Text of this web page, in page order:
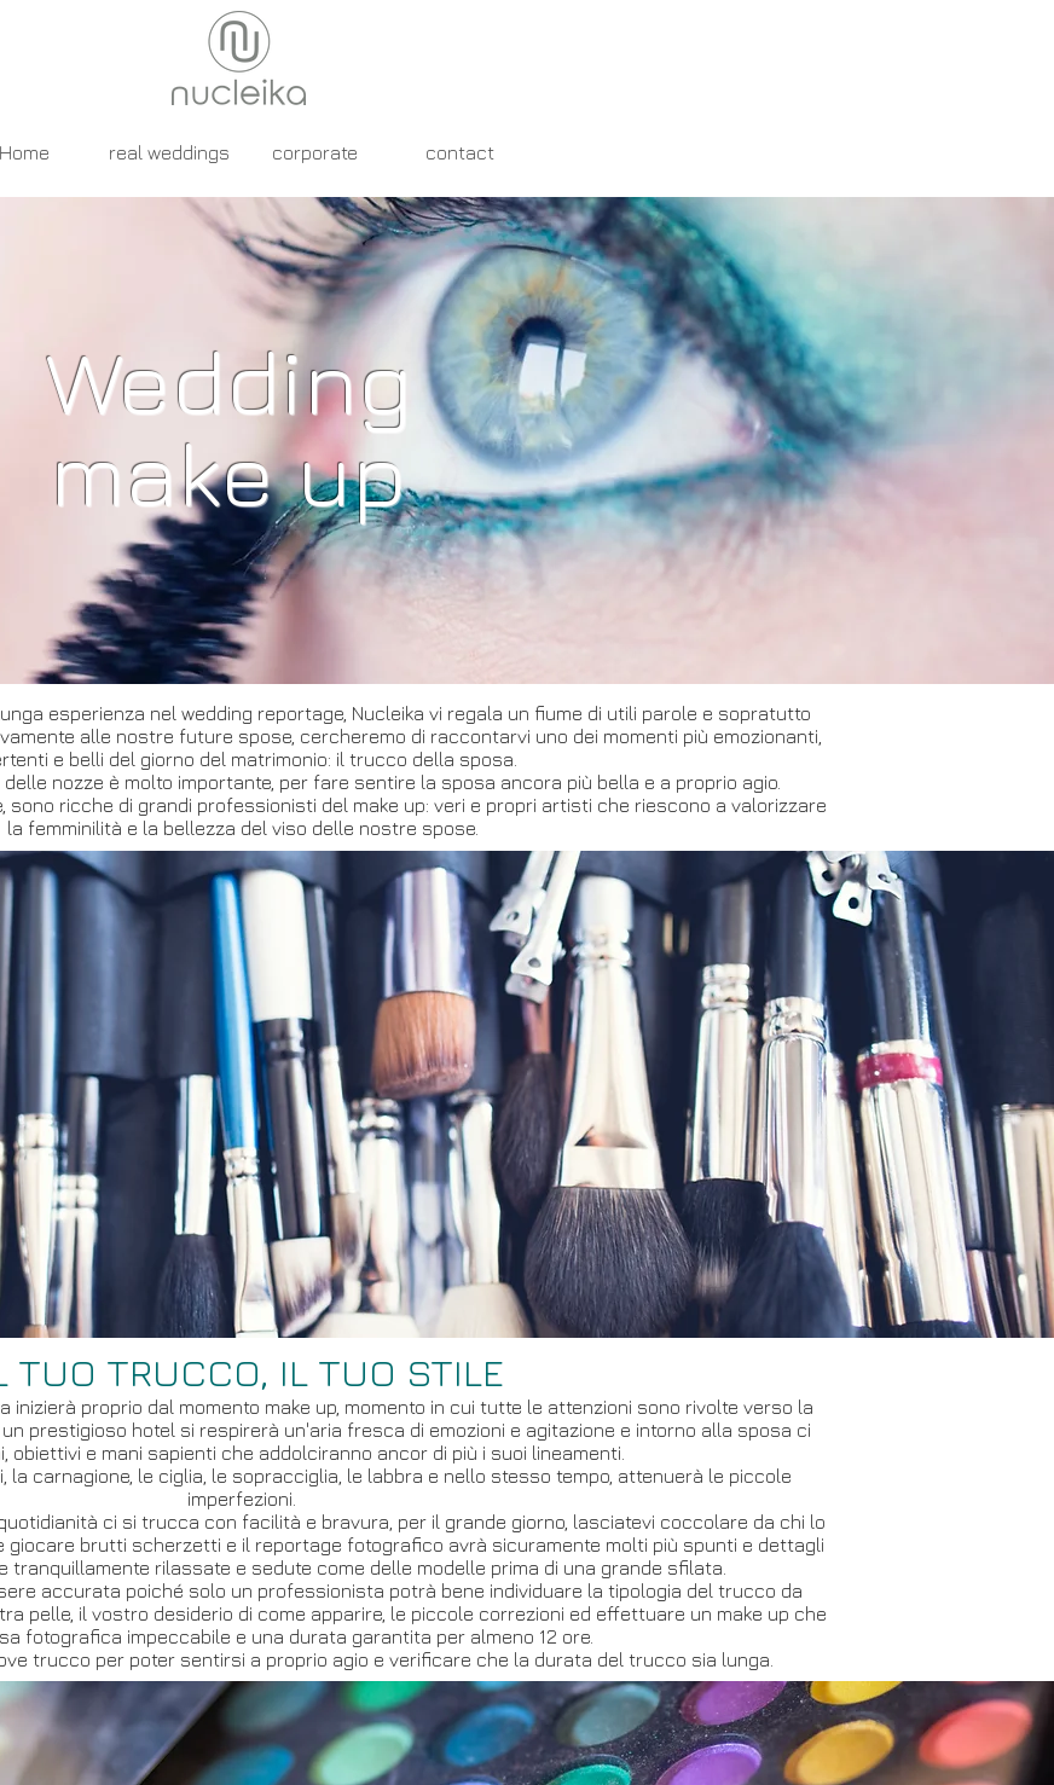
Home real weddings corporate contact
Wedding
make up
esperienza nel wedding reportage, Nucleika vi regala un fiume di utili parole e sopratutto
alle nostre future spose, cercheremo di raccontarvi uno dei momenti più emozionanti,
e belli del giorno del matrimonio: il trucco della sposa.
nozze è molto importante, per fare sentire la sposa ancora più bella e a proprio agio.
sono ricche di grandi professionisti del make up: veri e propri artisti che riescono a valorizzare
la femminilità e la bellezza del viso delle nostre spose.
TUO TRUCCO, IL TUO STILE
inizierà proprio dal momento make up, momento in cui tutte le attenzioni sono rivolte verso la
prestigioso hotel si respirerà un'aria fresca di emozioni e agitazione e intorno alla sposa ci
obiettivi e mani sapienti che addolciranno ancor di più i suoi lineamenti.
la carnagione, le ciglia, le sopracciglia, le labbra e nello stesso tempo, attenuerà le piccole
imperfezioni.
ci si trucca con facilità e bravura, per il grande giorno, lasciatevi coccolare da chi lo
giocare brutti scherzetti e il reportage fotografico avrà sicuramente molti più spunti e dettagli
tranquillamente rilassate e sedute come delle modelle prima di una grande sfilata.
accurata poiché solo un professionista potrà bene individuare la tipologia del trucco da
pelle, il vostro desiderio di come apparire, le piccole correzioni ed effettuare un make up che
fotografica impeccabile e una durata garantita per almeno 12 ore.
trucco per poter sentirsi a proprio agio e verificare che la durata del trucco sia lunga.